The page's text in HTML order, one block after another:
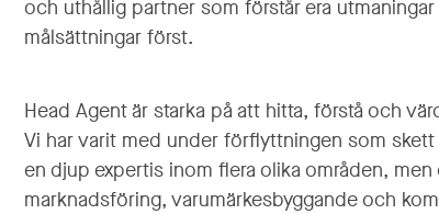
och uthållig partner som förstår era
målsättningar först.
Head Agent är starka på att hitta, förstå och
Vi har varit med under förflyttningen som
en djup expertis inom flera olika områden,
marknadsföring, varumärkesbyggande och